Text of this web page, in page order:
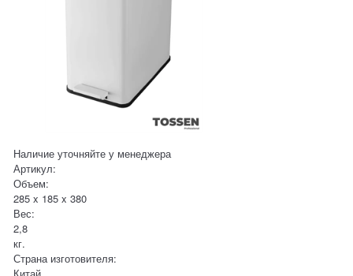
Наличие уточняйте у менеджера
Артикул:
Объем:
285 x 185 x 380
Вес:
2,8
кг.
Страна изготовителя: